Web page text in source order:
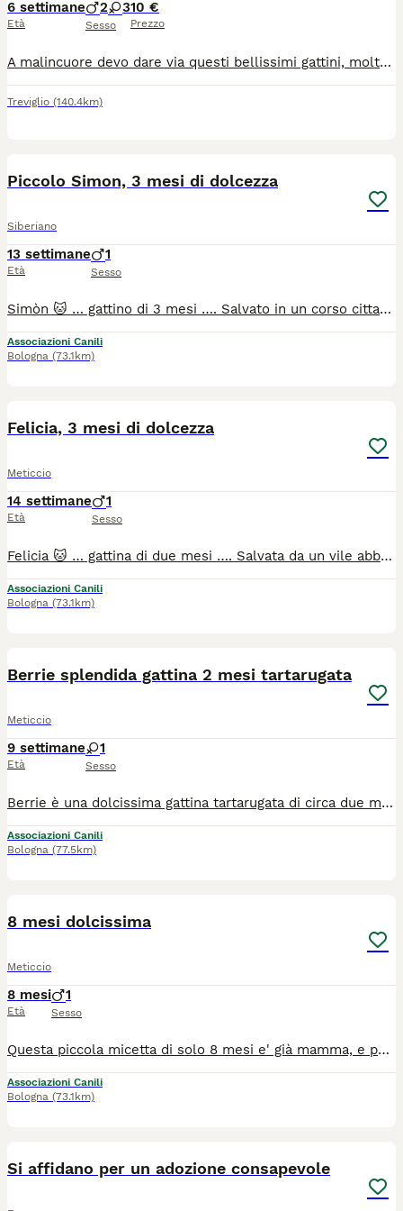
6 settimane
Età
2 3
Sesso
10 €
Prezzo
A malincuore devo dare via questi bellissimi gattini, molto vivaci e giocherelloni. Fanno i loro bisogni nella lettiera e mangiano già il loro cibo. NB: non hanno fatto ancora il vaccino!
Treviglio (140.4km)
Piccolo Simon, 3 mesi di dolcezza
Siberiano
13 settimane
Età
1
Sesso
Simòn 🐱 … gattino di 3 mesi …. Salvato in un corso cittadino trafficato mentre sfrecciava tra auto 🚗 , chissà da dove sarà arrivato. Bellissimo gattino bianco arancio, simpatico, dolce e giocherellone. Simòn cerca casa/adozione come membro della famiglia affinché quella sua corsa abbia un senso che non sia quello di crescere in un gabbione. Carattere equilibrato ❤️🐱 ➡️ Basso Lazio, provincia di Latina (ad un passo da Roma); ➡️ Spulciato - Sverminato - Primo vaccino 💉 ➡️ Può viaggiare in staffetta in tutto il centro e nord Italia o accompagnato direttamente dal me. Per candidarsi alla sua adozione potete inviare un breve messaggio di presentazione al ￼⁨349 458 3385⁩ (indicando il nome del gattino, la città da cui scrivete e tutto quello che ritenete opportuno scrivere nella presentazione, non rispondo ai messaggi privi di presentazione).
Associazioni Canili
Bologna (73.1km)
Felicia, 3 mesi di dolcezza
Meticcio
14 settimane
Età
1
Sesso
Felicia 🐱 … gattina di due mesi …. Salvata da un vile abbandono Bellissima gattina bianco nera simpatica e giocherellona. ➡️ Basso Lazio, provincia di Latina (ad un passo da Roma); ➡️ Spulciata - Sverminata - Primo vaccino 💉 ➡️ No case con giardino se non in sicurezza; ➡️ Può viaggiare in staffetta in tutto il centro e nord Italia; ➡️ Per candidarsi alla sua adozione potete inviare un breve messaggio di presentazione al ￼⁨349 458 3385⁩ (indicando il nome della gattina, la città da cui scrivete e tutto quello che ritenete opportuno scrivere nella presentazione, non rispondo ai messaggi privi di presentazione).
Associazioni Canili
Bologna (73.1km)
Berrie splendida gattina 2 mesi tartarugata
Meticcio
9 settimane
Età
1
Sesso
Berrie è una dolcissima gattina tartarugata di circa due mesi, trovata da sola in campagna, tra i rovi, mentre piangeva disperata. Proprio da quel luogo nasce il suo nome, ispirato ai frutti di bosco. È una gattina davvero speciale: una piccola batuffolina che fa le fusa senza sosta, come un motorino sempre acceso. Basta incontrarla per innamorarsi del suo carattere dolce e affettuoso. È estremamente mansueta ed educata. Fin dal primo momento si è comportata come una gattina di casa: ha imparato subito a usare la lettiera, accetta tranquillamente il trasportino e ama stare in braccio. È curiosa, osserva con attenzione tutto ciò che la circonda e cerca continuamente il contatto con le persone. Berrie adora la compagnia e sogna una famiglia che la accolga e la ami per tutta la vita. Si trova in Calabria, ma può raggiungere tutta Italia tramite staffetta autorizzata. Verrà affidata spulciata, vaccinata e microchippata, previo iter di preaffido. No adozione con solo giardino. Per informazioni contattare Chiara: 389 9276292. Se non doveste ricevere risposta, lasciate un breve messaggio di presentazione: sarete ricontattati al più presto.
Associazioni Canili
Bologna (77.5km)
8 mesi dolcissima
Meticcio
8 mesi
Età
1
Sesso
Questa piccola micetta di solo 8 mesi e' già mamma, e purtroppo anche se è nata e cresciuta in casa ora deve cercare urgentemente altra famiglia, così come i suoi cuccioli e stavolta per sempre. E' di una dolcezza disarmante. Per lei si cerca adozione solo in casa, dopo visita conoscitiva pre affido da parte di volontario. Da Palermo raggiunge tutto il Centro Nord con staffetta autorizzata ASL. Wattsapp al 3921235446 per chiedere di lei
Associazioni Canili
Bologna (73.1km)
Si affidano per un adozione consapevole